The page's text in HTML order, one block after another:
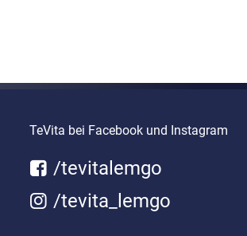
TeVita bei Facebook und Instagram
/tevitalemgo
/tevita_lemgo